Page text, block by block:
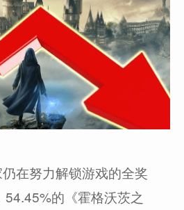
在努力解锁游戏的全奖
的《霍格沃茨之